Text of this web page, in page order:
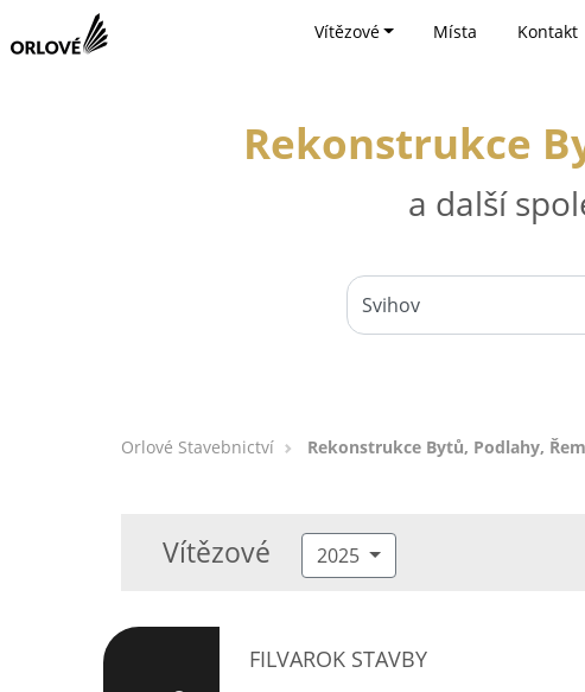
Vítězové Místa Kontakt
Rekonstrukce
a další
Orlové Stavebnictví Rekonstrukce Bytů, Podlahy,
Vítězové 2025
FILVAROK STAVBY